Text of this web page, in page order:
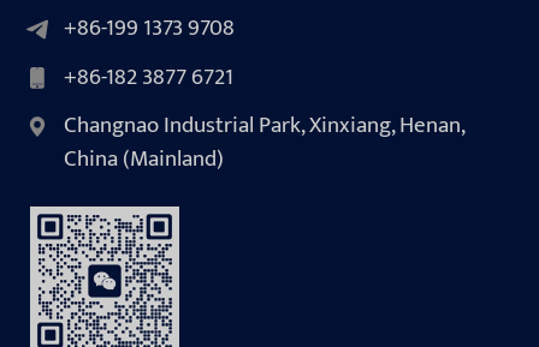
+86-199 1373 9708
+86-182 3877 6721
Changnao Industrial Park, Xinxiang, Henan,
China (Mainland)